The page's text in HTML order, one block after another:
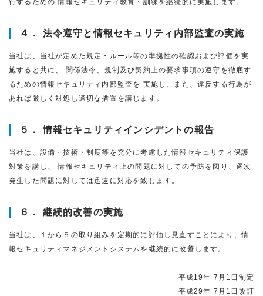
４． 法令遵守と情報セキュリティ内部監査の実施
当社は、当社が定めた規定・ルール等の準拠性の確認および評価を実
施すると共に、 関係法令、規制及び契約上の要求事項の遵守を徹底す
るための情報セキュリティ内部監査を 実施し、また、違反する行為が
あれば厳しく対処し適切な措置を講じます。
５． 情報セキュリティインシデントの報告
当社は、設備・技術・制度等を充分に考慮した情報セキュリティ保護
対策を講じ、 情報セキュリティ上の問題に対しての予防を図り、逐次
発生した問題に対しては迅速に対応を致します。
６． 継続的改善の実施
当社は、１から５の取り組みを定期的に評価し見直すことにより、情
報セキュリティマネジメントシステムを継続的に改善します。
平成19年 7月1日制定
平成29年 7月1日改訂